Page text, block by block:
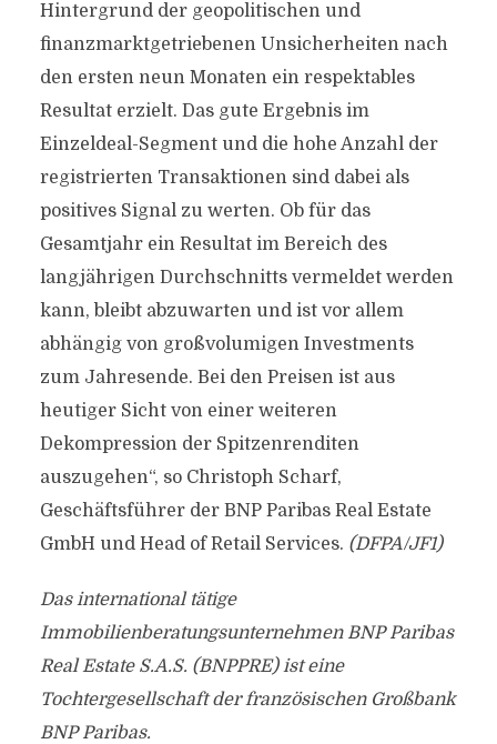
Hintergrund der geopolitischen und
finanzmarktgetriebenen Unsicherheiten nach
den ersten neun Monaten ein respektables
Resultat erzielt. Das gute Ergebnis im
Einzeldeal-Segment und die hohe Anzahl der
registrierten Transaktionen sind dabei als
positives Signal zu werten. Ob für das
Gesamtjahr ein Resultat im Bereich des
langjährigen Durchschnitts vermeldet werden
kann, bleibt abzuwarten und ist vor allem
abhängig von großvolumigen Investments
zum Jahresende. Bei den Preisen ist aus
heutiger Sicht von einer weiteren
Dekompression der Spitzenrenditen
auszugehen“, so Christoph Scharf,
Geschäftsführer der BNP Paribas Real Estate
GmbH und Head of Retail Services. (DFPA/JF1)
Das international tätige
Immobilienberatungsunternehmen BNP Paribas
Real Estate S.A.S. (BNPPRE) ist eine
Tochtergesellschaft der französischen Großbank
BNP Paribas.